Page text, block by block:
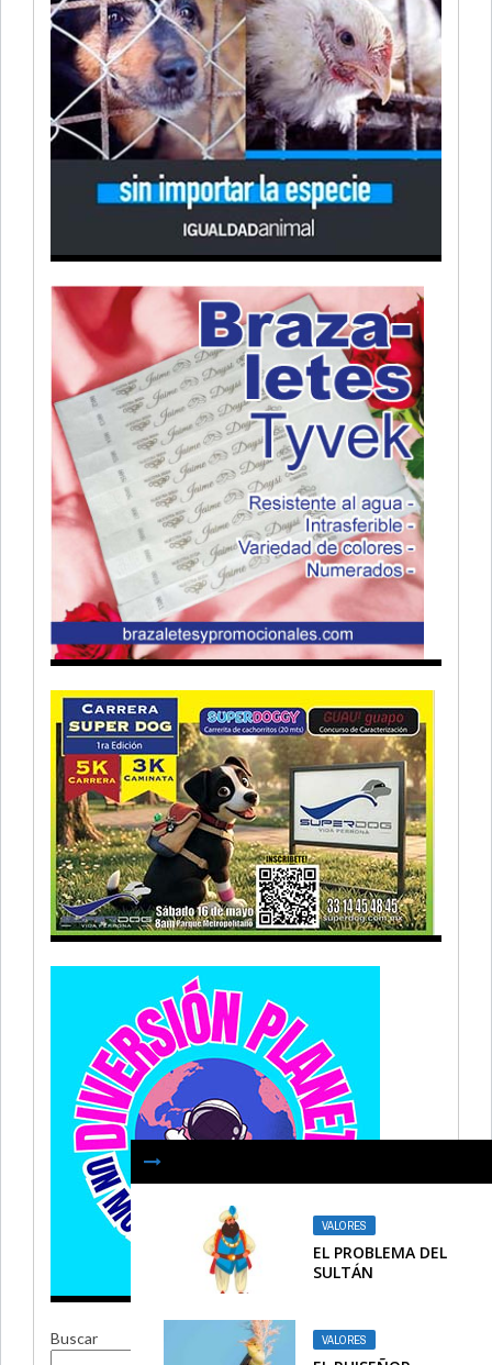
VALORES
EL PROBLEMA DEL
SULTÁN
VALORES
Buscar